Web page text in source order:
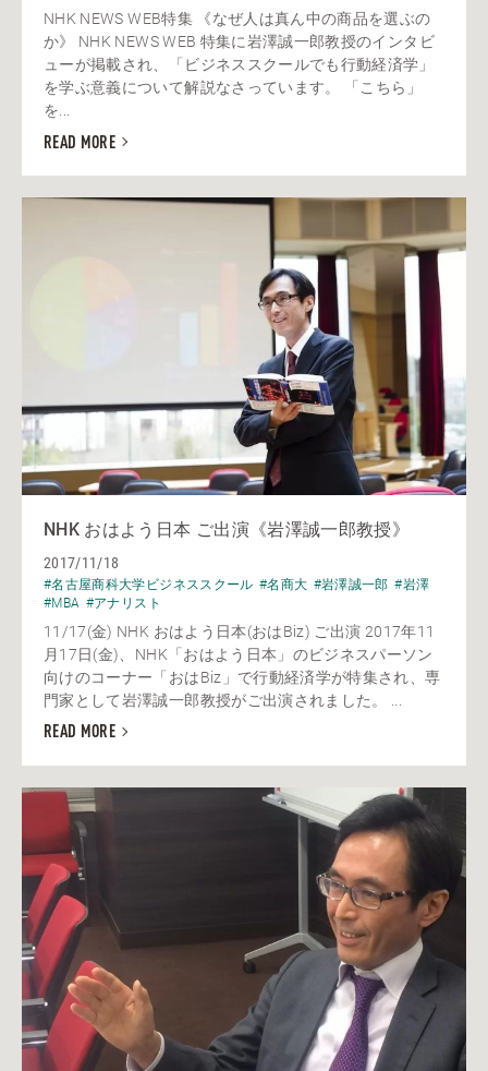
NHK NEWS WEB特集 《なぜ人は真ん中の商品を選ぶの
か》 NHK NEWS WEB 特集に岩澤誠一郎教授のインタビ
ューが掲載され、「ビジネススクールでも行動経済学」
を学ぶ意義について解説なさっています。 「こちら」
を...
READ MORE
NHK おはよう日本 ご出演《岩澤誠一郎教授》
2017/11/18
#名古屋商科大学ビジネススクール #名商大 #岩澤誠一郎 #岩澤
#MBA #アナリスト
11/17(金) NHK おはよう日本(おはBiz) ご出演 2017年11
月17日(金)、NHK「おはよう日本」のビジネスパーソン
向けのコーナー「おはBiz」で行動経済学が特集され、専
門家として岩澤誠一郎教授がご出演されました。 ...
READ MORE